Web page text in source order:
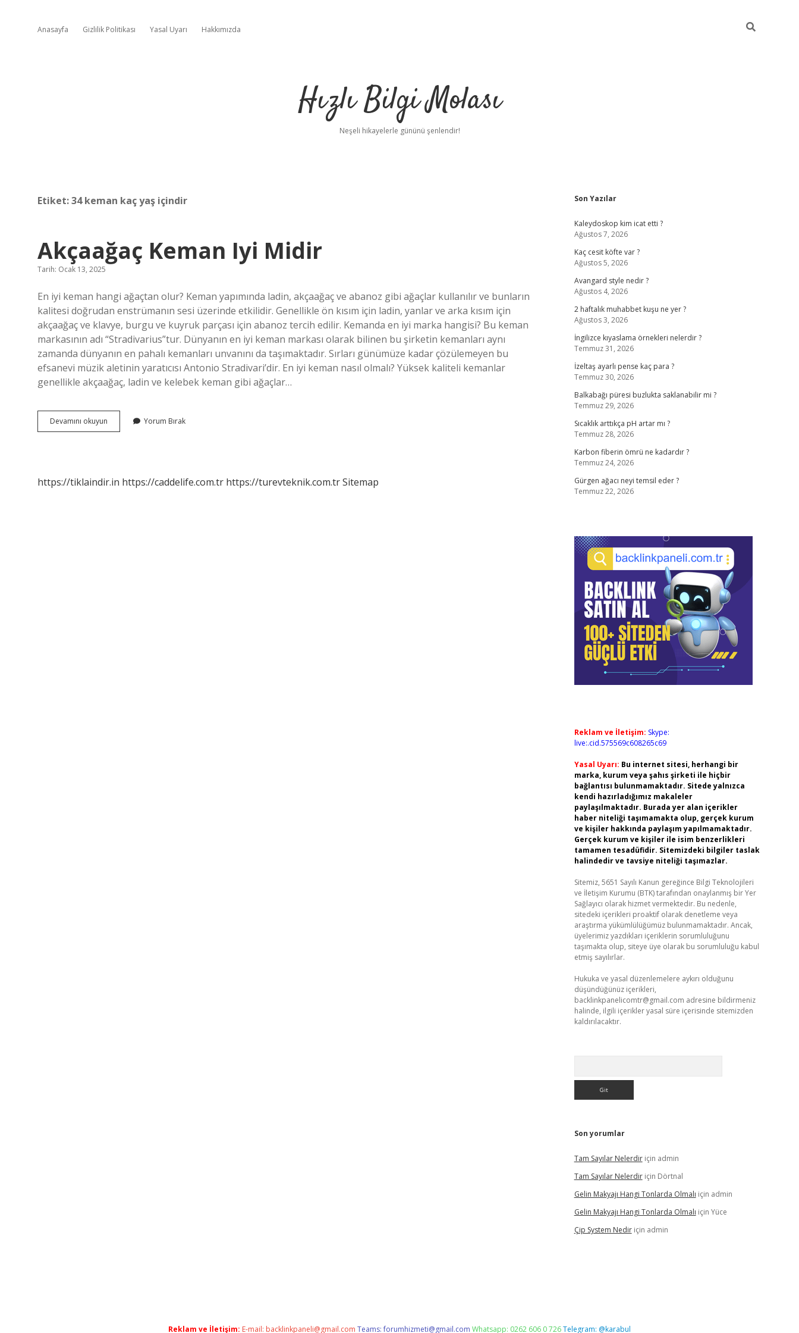
Anasayfa Gizlilik Politikası Yasal Uyarı Hakkımızda
Hızlı Bilgi Molası
Neşeli hikayelerle gününü şenlendir!
Etiket:34 keman kaç yaş içindir
Akçaağaç Keman Iyi Midir
Tarih: Ocak 13, 2025
En iyi keman hangi ağaçtan olur? Keman yapımında ladin, akçaağaç ve abanoz gibi ağaçlar kullanılır ve bunların
kalitesi doğrudan enstrümanın sesi üzerinde etkilidir. Genellikle ön kısım için ladin, yanlar ve arka kısım için
akçaağaç ve klavye, burgu ve kuyruk parçası için abanoz tercih edilir. Kemanda en iyi marka hangisi? Bu keman
markasının adı “Stradivarius”tur. Dünyanın en iyi keman markası olarak bilinen bu şirketin kemanları aynı
zamanda dünyanın en pahalı kemanları unvanını da taşımaktadır. Sırları günümüze kadar çözülemeyen bu
efsanevi müzik aletinin yaratıcısı Antonio Stradivari’dir. En iyi keman nasıl olmalı? Yüksek kaliteli kemanlar
genellikle akçaağaç, ladin ve kelebek keman gibi ağaçlar…
Devamını okuyun Akçaağaç
Keman
Yorum Bırak
https://tiklaindir.in https://caddelife.com.tr https://turevteknik.com.trSitemap
Sidebar
Son Yazılar
Kaleydoskop kim icat etti ?
Ağustos 7, 2026
Kaç cesit köfte var ?
Ağustos 5, 2026
Avangard style nedir ?
Ağustos 4, 2026
2 haftalık muhabbet kuşu ne yer ?
Ağustos 3, 2026
İngilizce kıyaslama örnekleri nelerdir ?
Temmuz 31, 2026
İzeltaş ayarlı pense kaç para ?
Temmuz 30, 2026
Balkabağı püresi buzlukta saklanabilir mi ?
Temmuz 29, 2026
Sıcaklık arttıkça pH artar mı ?
Temmuz 28, 2026
Karbon fiberin ömrü ne kadardır ?
Temmuz 24, 2026
Gürgen ağacı neyi temsil eder ?
Temmuz 22, 2026
Reklam ve İletişim: Skype:
live:.cid.575569c608265c69
Yasal Uyarı: Bu internet sitesi, herhangi bir
marka, kurum veya şahıs şirketi ile hiçbir
bağlantısı bulunmamaktadır. Sitede yalnızca
kendi hazırladığımız makaleler
paylaşılmaktadır. Burada yer alan içerikler
haber niteliği taşımamakta olup, gerçek kurum
ve kişiler hakkında paylaşım yapılmamaktadır.
Gerçek kurum ve kişiler ile isim benzerlikleri
tamamen tesadüfidir. Sitemizdeki bilgiler taslak
halindedir ve tavsiye niteliği taşımazlar.
Sitemiz, 5651 Sayılı Kanun gereğince Bilgi Teknolojileri
ve İletişim Kurumu (BTK) tarafından onaylanmış bir Yer
Sağlayıcı olarak hizmet vermektedir. Bu nedenle,
sitedeki içerikleri proaktif olarak denetleme veya
araştırma yükümlülüğümüz bulunmamaktadır. Ancak,
üyelerimiz yazdıkları içeriklerin sorumluluğunu
taşımakta olup, siteye üye olarak bu sorumluluğu kabul
etmiş sayılırlar.
Hukuka ve yasal düzenlemelere aykırı olduğunu
düşündüğünüz içerikleri,
backlinkpanelicomtr@gmail.com adresine bildirmeniz
halinde, ilgili içerikler yasal süre içerisinde sitemizden
kaldırılacaktır.
Son yorumlar
Tam Sayılar Nelerdiriçin admin
Tam Sayılar Nelerdiriçin Dörtnal
Gelin Makyajı Hangi Tonlarda Olmalı için admin
Gelin Makyajı Hangi Tonlarda Olmalı için Yüce
Çip System Nediriçin admin
Reklam ve İletişim: E-mail: backlinkpaneli@gmail.com Teams:forumhizmeti@gmail.com Whatsapp: 0262 606 0 726Telegram: @karabul